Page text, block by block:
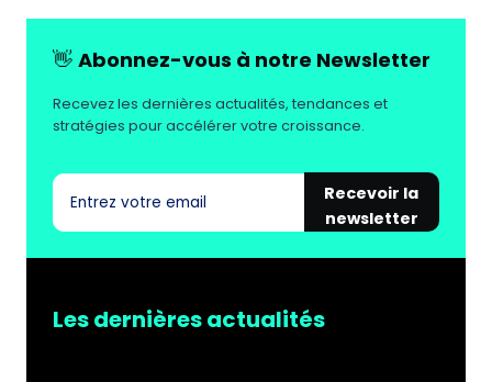
SA
E-
PAR
L’INTERNATIONAL
👋 Abonnez-vous à notre Newsletter
Recevez les dernières actualités, tendances et
stratégies pour accélérer votre croissance.
Recevoir la
newsletter
Les dernières actualités